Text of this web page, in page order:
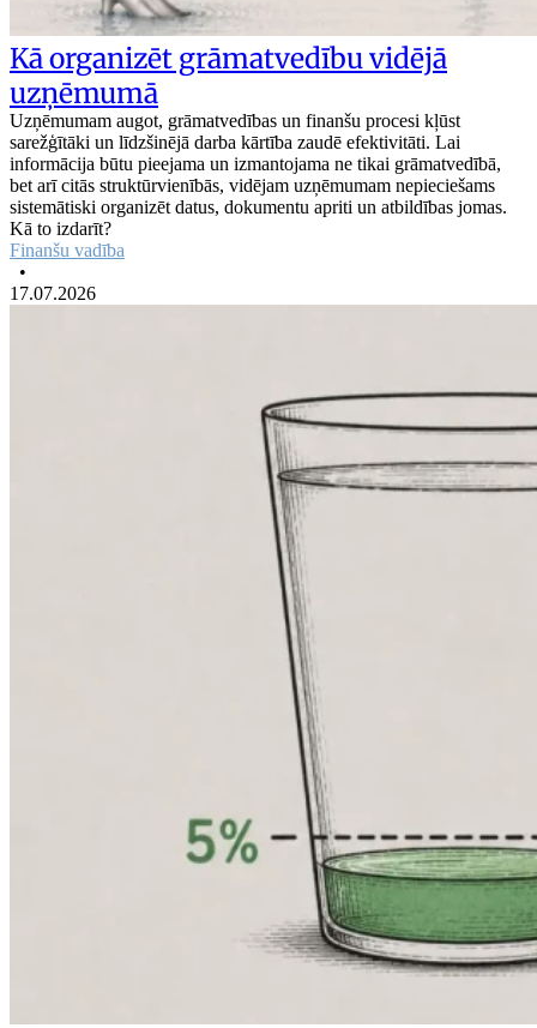
Kā organizēt grāmatvedību vidējā
uzņēmumā
Uzņēmumam augot, grāmatvedības un finanšu procesi kļūst
sarežģītāki un līdzšinējā darba kārtība zaudē efektivitāti. Lai
informācija būtu pieejama un izmantojama ne tikai grāmatvedībā,
bet arī citās struktūrvienībās, vidējam uzņēmumam nepieciešams
sistemātiski organizēt datus, dokumentu apriti un atbildības jomas.
Kā to izdarīt?
Finanšu vadība
•
17.07.2026